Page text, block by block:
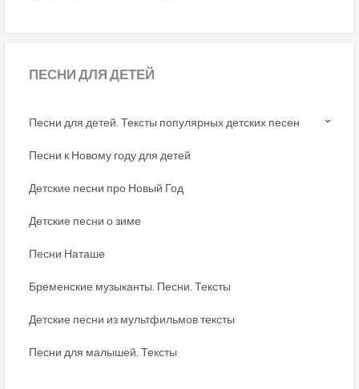
ПЕСНИДЛЯ ДЕТЕЙ
Песни для детей. Тексты популярных детских песен
Песни к Новому году для детей
Детские песни про Новый Год
Детские песни о зиме
Песни Наташе
Бременские музыканты. Песни. Тексты
Детские песни из мультфильмов тексты
Песни для малышей. Тексты